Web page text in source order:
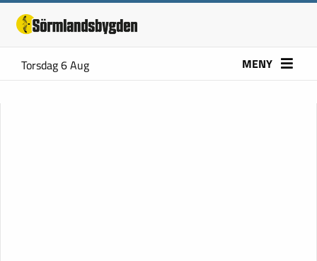
Torsdag 6 Aug MENY